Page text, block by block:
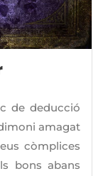
de deducció
amagat
còmplices
bons abans